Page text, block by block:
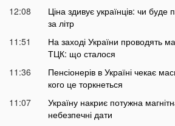
12:08
Ціна здивує українців: чи
за літр
11:51
На заході України проводять
ТЦК: що сталося
11:36
Пенсіонерів в Україні чекає
кого це торкнеться
11:07
Україну накриє потужна
небезпечні дати